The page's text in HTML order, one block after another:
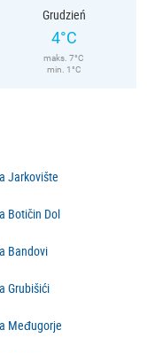
Grudzień
4°C
maks. 7°C
min. 1°C
Jarkovište
Botičin Dol
Bandovi
Grubišići
Međugorje